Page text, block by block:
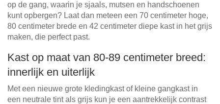
op de gang, waarin je sjaals, mutsen en handschoenen
kunt opbergen? Laat dan meteen een 70 centimeter hoge,
80 centimeter brede en 42 centimeter diepe kast in het grijs
maken, die perfect past.
Kast op maat van 80-89 centimeter breed:
innerlijk en uiterlijk
Met een nieuwe grote kledingkast of kleine gangkast in
een neutrale tint als grijs kun je een aantrekkelijk contrast